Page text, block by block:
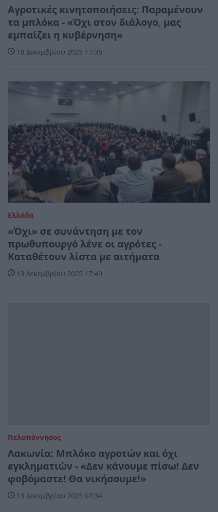
Αγροτικές κινητοποιήσεις: Παραμένουν
τα μπλόκα - «Όχι στον διάλογο, μας
εμπαίζει η κυβέρνηση»
18 Δεκεμβρίου 2025 17:35
Ελλάδα
«Όχι» σε συνάντηση με τον
πρωθυπουργό λένε οι αγρότες -
Καταθέτουν λίστα με αιτήματα
13 Δεκεμβρίου 2025 17:49
Πελοπόννησος
Λακωνία: Μπλόκο αγροτών και όχι
εγκληματιών - «Δεν κάνουμε πίσω! Δεν
φοβόμαστε! Θα νικήσουμε!»
13 Δεκεμβρίου 2025 07:34